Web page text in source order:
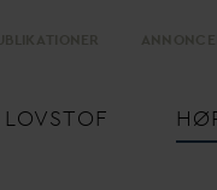
LOVSTOF